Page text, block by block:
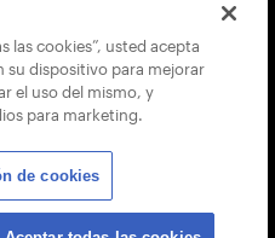
RESERVED
las cookies”, usted acepta
su dispositivo para mejorar
el uso del mismo, y
para marketing.
de cookies